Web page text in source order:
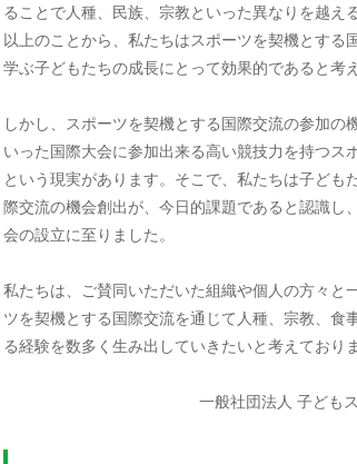
ることで人種、民族、宗教といった異なりを越え
以上のことから、私たちはスポーツを契機とする
学ぶ子どもたちの成長にとって効果的であると考
しかし、スポーツを契機とする国際交流の参加の
いった国際大会に参加出来る高い競技力を持つス
という現実があります。そこで、私たちは子ども
際交流の機会創出が、今日的課題であると認識し
会の設立に至りました。
私たちは、ご賛同いただいた組織や個人の方々と
ツを契機とする国際交流を通じて人種、宗教、食
る経験を数多く生み出していきたいと考えておりま
一般社団法人 子ども